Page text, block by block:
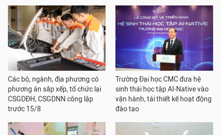
Các bộ, ngành, địa phương có
phương án sắp xếp, tổ chức lại
CSGDĐH, CSGDNN công lập
trước 15/8
Trường Đại học CMC đưa hệ
sinh thái học tập AI-Native vào
vận hành, tái thiết kế hoạt động
đào tạo